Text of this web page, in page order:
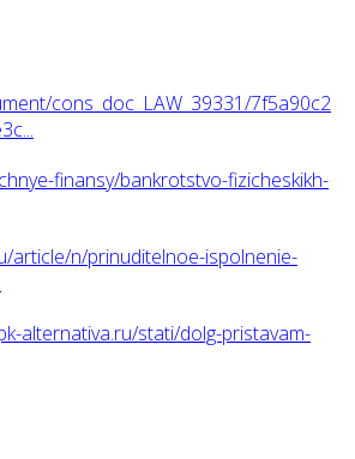
cons_doc_LAW_39331/7f5a90c2
finansy/bankrotstvo-fizicheskikh-
article/n/prinuditelnoe-ispolnenie-
alternativa.ru/stati/dolg-pristavam-